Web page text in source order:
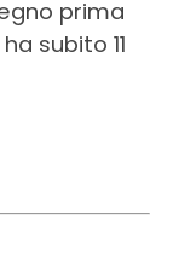
prima
subito 11